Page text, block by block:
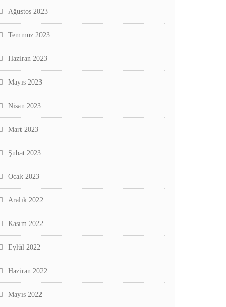
Ağustos 2023
Temmuz 2023
Haziran 2023
Mayıs 2023
Nisan 2023
Mart 2023
Şubat 2023
Ocak 2023
Aralık 2022
Kasım 2022
Eylül 2022
Haziran 2022
Mayıs 2022